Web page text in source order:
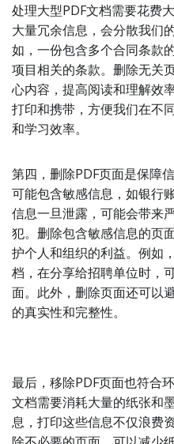
处理大型PDF文档需要花费
大量冗余信息，会分散我们
如，一份包含多个合同条款
项目相关的条款。删除无关
心内容，提高阅读和理解效
打印和携带，方便我们在不
和学习效率。
第四，删除PDF页面是保障
可能包含敏感信息，如银行
信息一旦泄露，可能会带来
犯。删除包含敏感信息的页
护个人和组织的利益。例如
档，在分享给招聘单位时，
面。此外，删除页面还可以
的真实性和完整性。
最后，移除PDF页面也符合
文档需要消耗大量的纸张和
息，打印这些信息不仅浪费